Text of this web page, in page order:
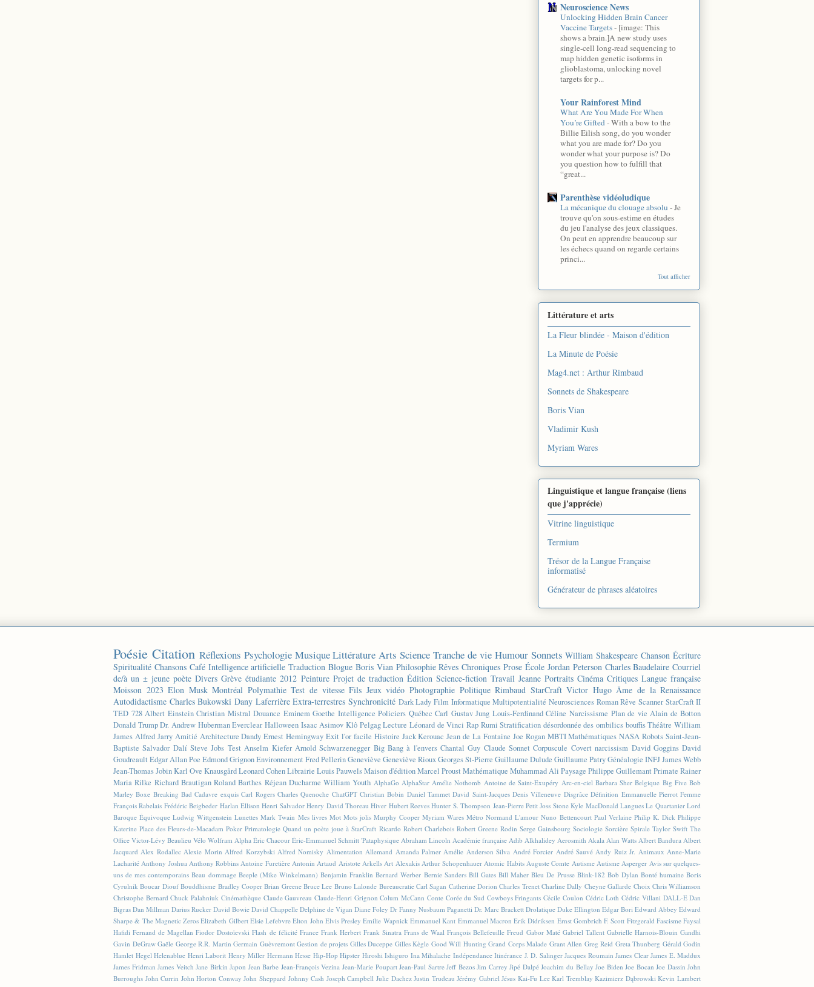
Neuroscience News
Unlocking Hidden Brain Cancer
Vaccine Targets- [image: This
shows a brain.]A new study uses
single-cell long-read sequencing to
map hidden genetic isoforms in
glioblastoma, unlocking novel
targets for p...
Your Rainforest Mind
What Are You Made For When
You’re Gifted-With a bow to the
Billie Eilish song, do you wonder
what you are made for? Do you
wonder what your purpose is? Do
you question how to fulfill that
“great...
Parenthèse vidéoludique
La mécanique du clouage absolu -Je
trouve qu'on sous-estime en études
du jeu l'analyse des jeux classiques.
On peut en apprendre beaucoup sur
les échecs quand on regarde certains
princi...
Tout afficher
Littérature et arts
La Fleur blindée - Maison d'édition
La Minute de Poésie
Mag4.net : Arthur Rimbaud
Sonnets de Shakespeare
Boris Vian
Vladimir Kush
Myriam Wares
Linguistique et langue française (liens
que j'apprécie)
Vitrine linguistique
Termium
Trésor de la Langue Française
informatisé
Générateur de phrases aléatoires
Poésie Citation Réflexions Psychologie Musique Littérature Arts Science Tranche de vie Humour Sonnets William Shakespeare Chanson Écriture
Spiritualité Chansons Café Intelligence artificielle Traduction Blogue Boris Vian Philosophie Rêves Chroniques Prose École Jordan Peterson Charles Baudelaire Courriel
de/à un ± jeune poète Divers Grève étudiante 2012 Peinture Projet de traduction Édition Science-fiction Travail Jeanne Portraits Cinéma Critiques Langue française
Moisson 2023 Elon Musk Montréal Polymathie Test de vitesse Fils Jeux vidéo Photographie Politique Rimbaud StarCraft Victor Hugo Âme de la Renaissance
Autodidactisme Charles Bukowski Dany Laferrière Extra-terrestres Synchronicité Dark Lady Film Informatique Multipotentialité Neurosciences Roman Rêve Scanner StarCraft II
TED 728 Albert Einstein Christian Mistral Douance Eminem Goethe Intelligence Policiers Québec Carl Gustav Jung Louis-Ferdinand Céline Narcissisme Plan de vie Alain de Botton
Donald Trump Dr. Andrew Huberman Everclear Halloween Isaac Asimov Klô Pelgag Lecture Léonard de Vinci Rap Rumi Stratification désordonnée des ombilics bouffis Théâtre William
James Alfred Jarry Amitié Architecture Dandy Ernest Hemingway Exit l'or facile Histoire Jack Kerouac Jean de La Fontaine Joe Rogan MBTI Mathématiques NASA Robots Saint-Jean-
Baptiste Salvador Dalí Steve Jobs Test Anselm Kiefer Arnold Schwarzenegger Big Bang à l'envers Chantal Guy Claude Sonnet Corpuscule Covert narcissism David Goggins David
Goudreault Edgar Allan Poe Edmond GrignonEnvironnement Fred PellerinGeneviève Geneviève RiouxGeorges St-Pierre Guillaume Dulude Guillaume PatryGénéalogie INFJJames Webb
Jean-Thomas JobinKarl Ove KnausgårdLeonard CohenLibrairie Louis PauwelsMaison d'éditionMarcel Proust Mathématique Muhammad Ali Paysage Philippe Guillemant Primate Rainer
Maria Rilke Richard Brautigan Roland Barthes Réjean Ducharme William Youth AlphaGo AlphaStar Amélie Nothomb Antoine de Saint-Exupéry Arc-en-ciel Barbara Sher Belgique Big Five Bob
Marley Boxe Breaking Bad Cadavre exquis Carl Rogers Charles Quenoche ChatGPT Christian Bobin Daniel Tammet David Saint-Jacques Denis Villeneuve Disgrâce Définition Emmanuelle Pierrot Femme
François Rabelais Frédéric Beigbeder Harlan Ellison Henri Salvador Henry David Thoreau Hiver Hubert Reeves Hunter S. Thompson Jean-Pierre Petit Joss Stone Kyle MacDonald Langues Le Quartanier Lord
Baroque Équivoque Ludwig Wittgenstein Lunettes Mark Twain Mes livres Mot Mots jolis Murphy Cooper Myriam Wares Métro Normand L'amour Nuno Bettencourt Paul Verlaine Philip K. Dick Philippe
Katerine Place des Fleurs-de-Macadam Poker Primatologie Quand un poète joue à StarCraft Ricardo Robert Charlebois Robert Greene Rodin Serge Gainsbourg Sociologie Sorcière Spirale Taylor Swift The
Office Victor-Lévy Beaulieu Vélo Wolfram Alpha Éric Chacour Éric-Emmanuel Schmitt 'Pataphysique Abraham Lincoln Académie française Adib Alkhalidey Aerosmith Akala Alan Watts Albert Bandura Albert
Jacquard Alex Rodallec Alexie Morin Alfred Korzybski Alfred Nomisky Alimentation Allemand Amanda Palmer Amélie Anderson Silva André Forcier André Sauvé Andy Ruiz Jr. Animaux Anne-Marie
Lacharité Anthony Joshua Anthony Robbins Antoine Furetière Antonin Artaud Aristote Arkells Art Alexakis Arthur Schopenhauer Atomic Habits Auguste Comte Autisme Autisme Asperger Avis sur quelques-
uns de mes contemporains Beau dommage Beeple (Mike Winkelmann) Benjamin Franklin Bernard Werber Bernie Sanders Bill Gates Bill Maher Bleu De Prusse Blink-182 Bob Dylan Bonté humaine Boris
Cyrulnik Boucar Diouf Bouddhisme Bradley Cooper Brian Greene Bruce Lee Bruno Lalonde Bureaucratie Carl Sagan Catherine Dorion Charles Trenet Charline Dally Cheyne Gallarde Choix Chris Williamson
Christophe Bernard Chuck Palahniuk Cinémathèque Claude Gauvreau Claude-Henri Grignon Colum McCann Conte Corée du Sud Cowboys Fringants Cécile Coulon Cédric Loth Cédric Villani DALL-E Dan
Bigras Dan Millman Darius Rucker David Bowie David Chappelle Delphine de Vigan Diane Foley Dr Fanny Nusbaum Paganetti Dr. Marc Brackett Drolatique Duke Ellington Edgar Bori Edward Abbey Edward
Sharpe & The Magnetic Zeros Elizabeth Gilbert Elsie Lefebvre Elton John Elvis Presley Emilie Wapnick Emmanuel Kant Emmanuel Macron Erik Didriksen Ernst Gombrich F. Scott Fitzgerald Fascisme Faysal
Hafidi Fernand de Magellan Fiodor Dostoïevski Flash de félicité France Frank Herbert Frank Sinatra Frans de Waal François Bellefeuille Freud Gabor Maté Gabriel Tallent Gabrielle Harnois-Blouin Gandhi
Gavin DeGraw Gaële George R.R. Martin Germain Guèvremont Gestion de projets Gilles Duceppe Gilles Kègle Good Will Hunting Grand Corps Malade Grant Allen Greg Reid Greta Thunberg Gérald Godin
Hamlet Hegel Helenablue Henri Laborit Henry Miller Hermann Hesse Hip-Hop Hipster Hiroshi Ishiguro Ina Mihalache Indépendance Itinérance J. D. Salinger Jacques Roumain James Clear James E. Maddux
James Fridman James Veitch Jane Birkin Japon Jean Barbe Jean-François Vezina Jean-Marie Poupart Jean-Paul Sartre Jeff Bezos Jim Carrey Jipé Dalpé Joachim du Bellay Joe Biden Joe Bocan Joe Dassin John
Burroughs John Currin John Horton Conway John Sheppard Johnny Cash Joseph Campbell Julie Dachez Justin Trudeau Jérémy Gabriel Jésus Kai-Fu Lee Karl Tremblay Kazimierz Dąbrowski Kevin Lambert